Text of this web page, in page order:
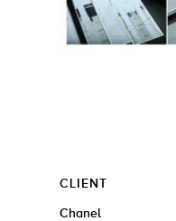
CLIENT
Chanel